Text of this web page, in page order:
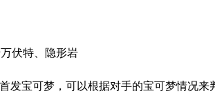
伏特、隐形岩
发宝可梦，可以根据对手的宝可梦情况